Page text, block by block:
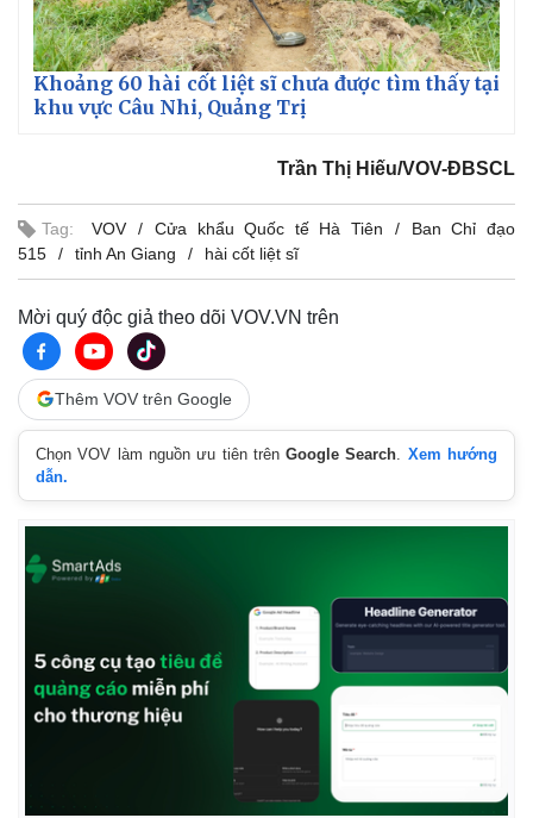
Tin nóng
Tư vấn luật
Việt Nam
Phân tích
Khoảng 60 hài cốt liệt sĩ chưa được tìm thấy tại
khu vực Câu Nhi, Quảng Trị
Trần Thị Hiếu/VOV-ĐBSCL
Tag: VOV Cửa khẩu Quốc tế Hà Tiên
Ban Chỉ đạo
515
tỉnh An Giang hài cốt liệt sĩ
Mời quý độc giả theo dõi VOV.VN trên
Thêm VOV trên Google
Chọn VOV làm nguồn ưu tiên trênGoogle Search
Xem hướng
dẫn.